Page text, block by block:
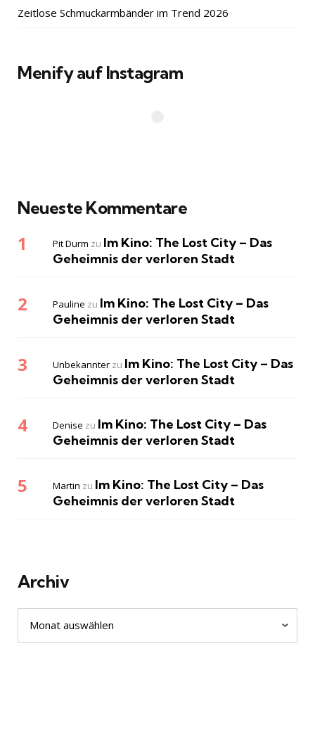
Zeitlose Schmuckarmbänder im Trend 2026
Menify auf Instagram
Neueste Kommentare
Pit Durm zu Im Kino: The Lost City – Das
Geheimnis der verloren Stadt
Pauline zu Im Kino: The Lost City – Das
Geheimnis der verloren Stadt
Unbekannter zu Im Kino: The Lost City – Das
Geheimnis der verloren Stadt
Denise zu Im Kino: The Lost City – Das
Geheimnis der verloren Stadt
Martin zu Im Kino: The Lost City – Das
Geheimnis der verloren Stadt
Archiv
Archiv